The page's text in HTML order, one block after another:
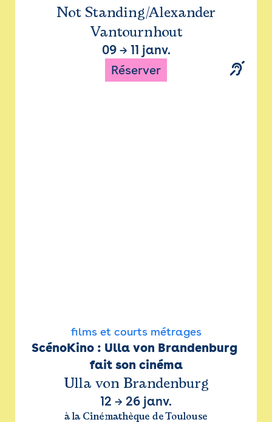
Not Standing/Alexander
Vantournhout
09→ 11 janv.
Réserver
films et courts métrages
ScénoKino : Ulla von Brandenburg
fait son cinéma
Ulla von Brandenburg
12 → 26 janv.
à la Cinémathèque de Toulouse